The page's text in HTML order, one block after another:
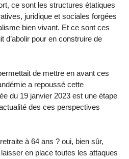
ce sont les structures étatiques
juridique et sociales forgées
bien vivant. Et ce sont ces
d’abolir pour en construire de
de mettre en avant ces
a repoussé cette
du 19 janvier 2023 est une étape
des ces perspectives
à 64 ans ? oui, bien sûr,
en place toutes les attaques